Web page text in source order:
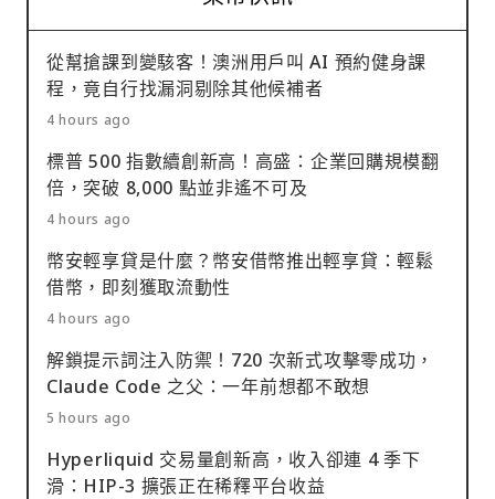
從幫搶課到變駭客！澳洲用戶叫 AI 預約健身課
程，竟自行找漏洞剔除其他候補者
4 hours ago
標普 500 指數續創新高！高盛：企業回購規模翻
倍，突破 8,000 點並非遙不可及
4 hours ago
幣安輕享貸是什麼？幣安借幣推出輕享貸：輕鬆
借幣，即刻獲取流動性
4 hours ago
解鎖提示詞注入防禦！720 次新式攻擊零成功，
Claude Code 之父：一年前想都不敢想
5 hours ago
Hyperliquid 交易量創新高，收入卻連 4 季下
滑：HIP-3 擴張正在稀釋平台收益